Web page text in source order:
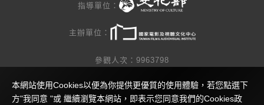
指導單位：
主辦單位：
參觀人次：9963798
隱私權公告
本網站使用Cookies以便為你提供更優質的使用體驗，若您點選下
方"我同意 "或 繼續瀏覽本網站，即表示您同意我們的Cookies政